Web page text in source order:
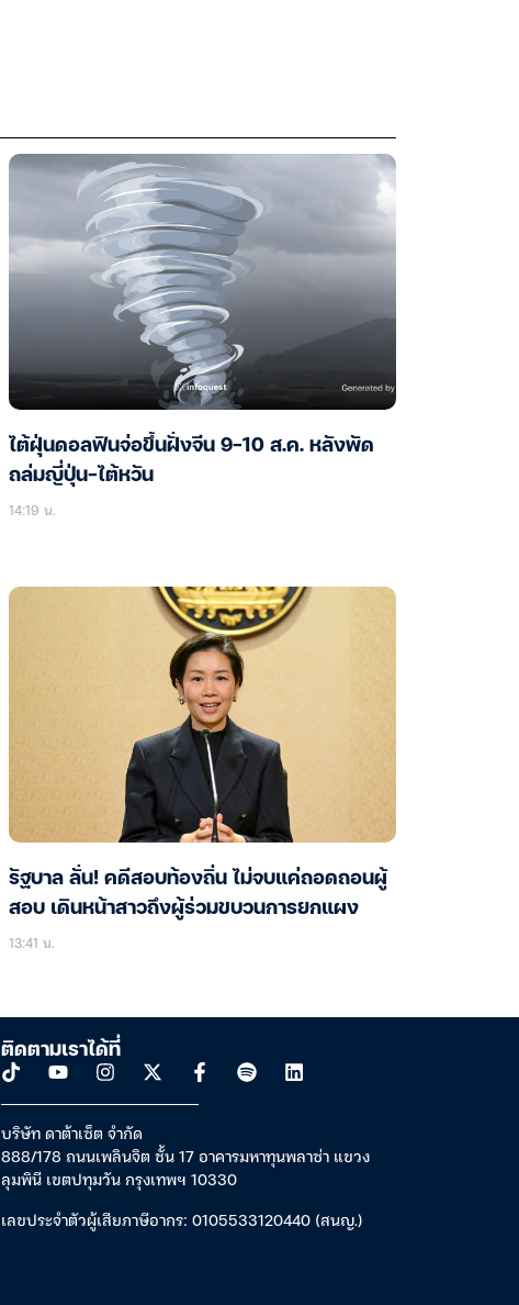
ไต้ฝุ่นดอลฟินจ่อขึ้นฝั่งจีน 9-10 ส.ค. หลังพัด
ถล่มญี่ปุ่น-ไต้หวัน
14:19 น.
รัฐบาล ลั่น! คดีสอบท้องถิ่น ไม่จบแค่ถอดถอนผู้
สอบ เดินหน้าสาวถึงผู้ร่วมขบวนการยกแผง
13:41 น.
ติดตามเราได้ที่
บริษัท ดาต้าเซ็ต จำกัด
888/178 ถนนเพลินจิต ชั้น 17 อาคารมหาทุนพลาซ่า แขวง
ลุมพินี เขตปทุมวัน กรุงเทพฯ 10330
เลขประจำตัวผู้เสียภาษีอากร: 0105533120440 (สนญ.)